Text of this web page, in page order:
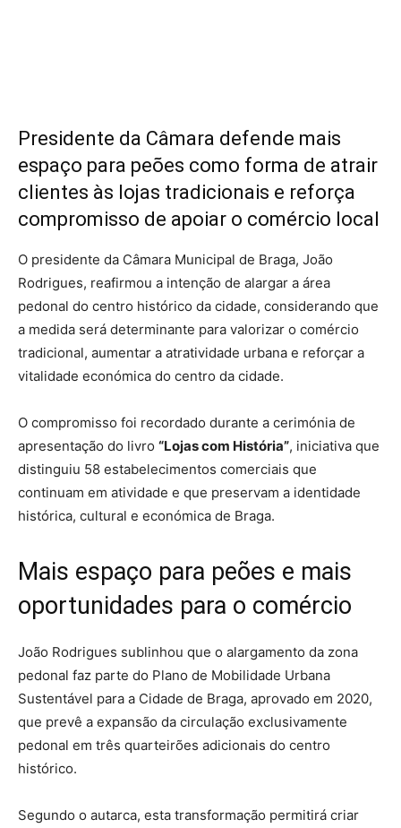
Presidente da Câmara defende mais
espaço para peões como forma de atrair
clientes às lojas tradicionais e reforça
compromisso de apoiar o comércio local
O presidente da Câmara Municipal de Braga, João
Rodrigues, reafirmou a intenção de alargar a área
pedonal do centro histórico da cidade, considerando que
a medida será determinante para valorizar o comércio
tradicional, aumentar a atratividade urbana e reforçar a
vitalidade económica do centro da cidade.
O compromisso foi recordado durante a cerimónia de
apresentação do livro “Lojas com História”, iniciativa que
distinguiu 58 estabelecimentos comerciais que
continuam em atividade e que preservam a identidade
histórica, cultural e económica de Braga.
Mais espaço para peões e mais
oportunidades para o comércio
João Rodrigues sublinhou que o alargamento da zona
pedonal faz parte do Plano de Mobilidade Urbana
Sustentável para a Cidade de Braga, aprovado em 2020,
que prevê a expansão da circulação exclusivamente
pedonal em três quarteirões adicionais do centro
histórico.
Segundo o autarca, esta transformação permitirá criar